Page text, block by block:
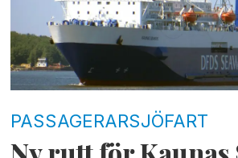
PASSAGERARSJÖFART